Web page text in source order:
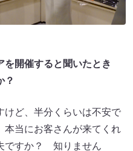
開催すると聞いたとき
？
けど、半分くらいは不安で
本当にお客さんが来てくれ
ですか？ 知りません